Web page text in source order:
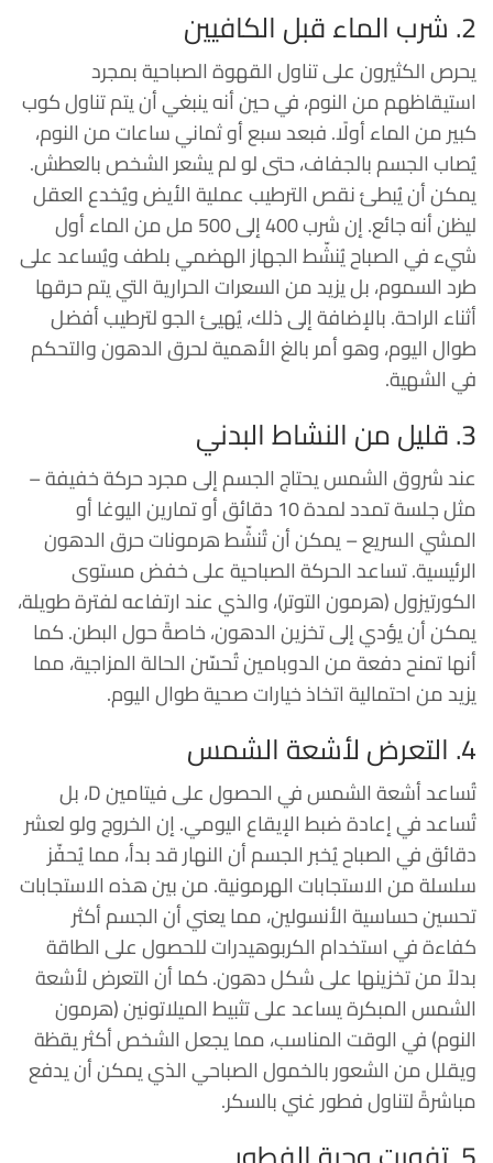
2. شرب الماء قبل الكافيين
يحرص الكثيرون على تناول القهوة الصباحية بمجرد
استيقاظهم من النوم، في حين أنه ينبغي أن يتم تناول كوب
كبير من الماء أولًا. فبعد سبع أو ثماني ساعات من النوم،
يُصاب الجسم بالجفاف، حتى لو لم يشعر الشخص بالعطش.
يمكن أن يُبطئ نقص الترطيب عملية الأيض ويُخدع العقل
ليظن أنه جائع. إن شرب 400 إلى 500 مل من الماء أول
شيء في الصباح يُنشّط الجهاز الهضمي بلطف ويُساعد على
طرد السموم، بل يزيد من السعرات الحرارية التي يتم حرقها
أثناء الراحة. بالإضافة إلى ذلك، يُهيئ الجو لترطيب أفضل
طوال اليوم، وهو أمر بالغ الأهمية لحرق الدهون والتحكم
في الشهية.
3. قليل من النشاط البدني
عند شروق الشمس يحتاج الجسم إلى مجرد حركة خفيفة –
مثل جلسة تمدد لمدة 10 دقائق أو تمارين اليوغا أو
المشي السريع – يمكن أن تُنشّط هرمونات حرق الدهون
الرئيسية. تساعد الحركة الصباحية على خفض مستوى
الكورتيزول (هرمون التوتر)، والذي عند ارتفاعه لفترة طويلة،
يمكن أن يؤدي إلى تخزين الدهون، خاصةً حول البطن. كما
أنها تمنح دفعة من الدوبامين تُحسّن الحالة المزاجية، مما
يزيد من احتمالية اتخاذ خيارات صحية طوال اليوم.
4. التعرض لأشعة الشمس
تُساعد أشعة الشمس في الحصول على فيتامين D، بل
تُساعد في إعادة ضبط الإيقاع اليومي. إن الخروج ولو لعشر
دقائق في الصباح يُخبر الجسم أن النهار قد بدأ، مما يُحفّز
سلسلة من الاستجابات الهرمونية. من بين هذه الاستجابات
تحسين حساسية الأنسولين، مما يعني أن الجسم أكثر
كفاءة في استخدام الكربوهيدرات للحصول على الطاقة
بدلاً من تخزينها على شكل دهون. كما أن التعرض لأشعة
الشمس المبكرة يساعد على تثبيط الميلاتونين (هرمون
النوم) في الوقت المناسب، مما يجعل الشخص أكثر يقظة
ويقلل من الشعور بالخمول الصباحي الذي يمكن أن يدفع
مباشرةً لتناول فطور غني بالسكر.